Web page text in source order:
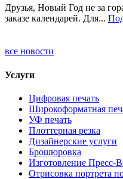
Друзья, Новый Год не за
заказе календарей. Для...
все новости
Услуги
Цифровая печать
Широкоформатная
УФ печать
Плоттерная резка
Дизайнерские услуги
Брошюровка
Изготовление Пресс-
Отрисовка портрета